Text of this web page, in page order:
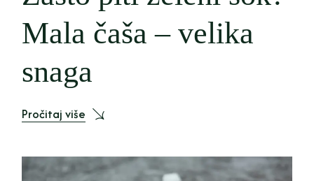
Mala čaša – velika
snaga
Pročitaj više